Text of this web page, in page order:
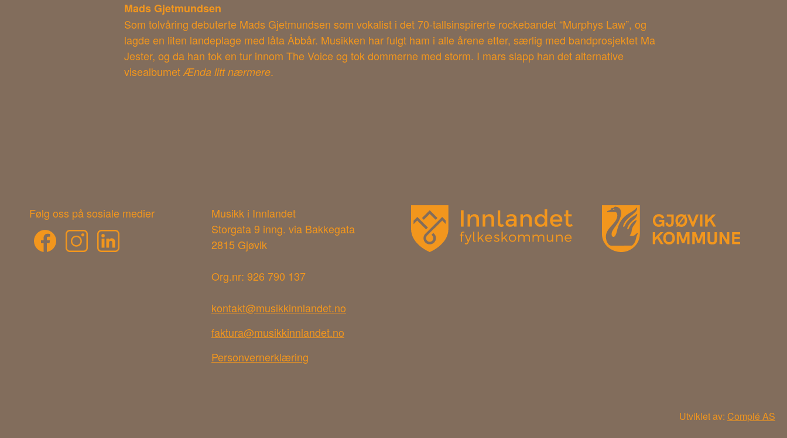
Mads Gjetmundsen
Som tolvåring debuterte Mads Gjetmundsen som vokalist i det 70-tallsinspirerte rockebandet “Murphys Law”, og
lagde en liten landeplage med låta Åbbår. Musikken har fulgt ham i alle årene etter, særlig med bandprosjektet Ma
Jester, og da han tok en tur innom The Voice og tok dommerne med storm. I mars slapp han det alternative
visealbumet Ænda litt nærmere.
Følg oss på sosiale medier
Musikk i Innlandet
Storgata 9 inng. via Bakkegata
2815 Gjøvik
Org.nr: 926 790 137
kontakt@musikkinnlandet.no
faktura@musikkinnlandet.no
Personvernerklæring
Utviklet av: Complé AS